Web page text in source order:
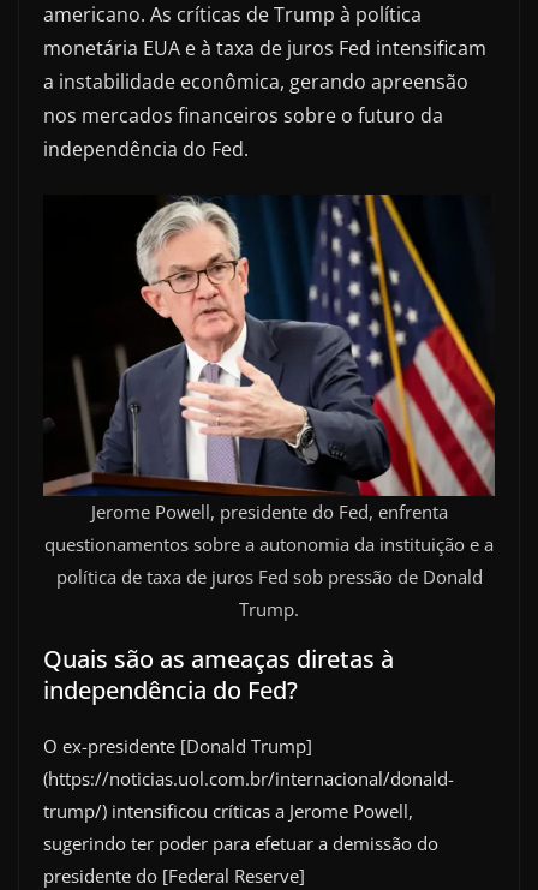
americano. As críticas de Trump à política
monetária EUA e à taxa de juros Fed intensificam
a instabilidade econômica, gerando apreensão
nos mercados financeiros sobre o futuro da
independência do Fed.
Jerome Powell, presidente do Fed, enfrenta
questionamentos sobre a autonomia da instituição e a
política de taxa de juros Fed sob pressão de Donald
Trump.
Quais são as ameaças diretas à
independência do Fed?
O ex-presidente [Donald Trump]
(https://noticias.uol.com.br/internacional/donald-
trump/) intensificou críticas a Jerome Powell,
sugerindo ter poder para efetuar a demissão do
presidente do [Federal Reserve]